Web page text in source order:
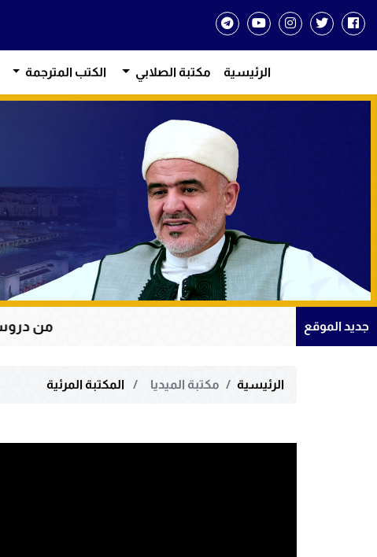
الرئيسية مكتبة الصلابي الكتب المترجمة
جديد الموقع من دروس
الرئيسية مكتبة الميديا المكتبة المرئية